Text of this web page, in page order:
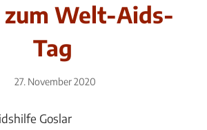
zum Welt-Aids-
Tag
27. November 2020